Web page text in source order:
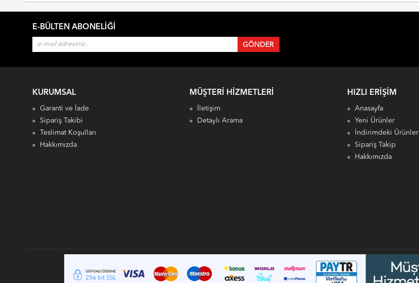
E-BÜLTEN ABONELIĞI
KURUMSAL
Garanti ve İade
Sipariş Takibi
Teslimat Koşulları
Hakkımızda
MÜŞTERI HIZMETLERI
İletişim
Detaylı Arama
HIZLI ERIŞIM
Anasayfa
Yeni Ürünler
İndirimdeki Ürünler
Sipariş Takip
Hakkımızda